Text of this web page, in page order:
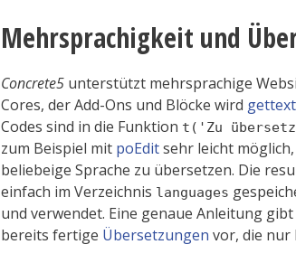
Mehrsprachigkeit und
Concrete5 unterstützt mehrsprachige
Cores, der Add-Ons und Blöcke wird gettext
Codes sind in die Funktion t('Zu
zum Beispiel mit poEditsehr leicht
beliebeige Sprache zu übersetzen. Die
einfach im Verzeichnis languages
und verwendet. Eine genaue Anleitung gibt
bereits fertige Übersetzungen vor, die nur